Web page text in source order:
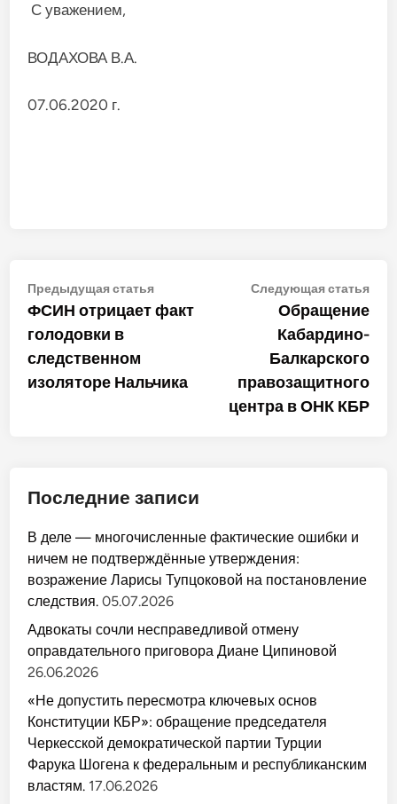
С уважением,
ВОДАХОВА В.А.
07.06.2020 г.
Навигация
по
записям
Предыдущая статьяПредыдущая
статья:
ФСИН отрицает факт
голодовки в
следственном
изоляторе Нальчика
Следующая статья
Обращение
Кабардино-
Балкарского
правозащитного
центра в ОНК КБР
Последние записи
В деле — многочисленные фактические ошибки и
ничем не подтверждённые утверждения:
возражение Ларисы Тупцоковой на постановление
следствия. 05.07.2026
Адвокаты сочли несправедливой отмену
оправдательного приговора Диане Ципиновой
26.06.2026
«Не допустить пересмотра ключевых основ
Конституции КБР»: обращение председателя
Черкесской демократической партии Турции
Фарука Шогена к федеральным и республиканским
властям. 17.06.2026